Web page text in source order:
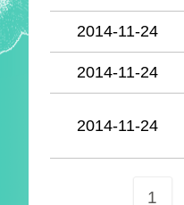
2014-11-24
2014-11-24
2014-11-24
1